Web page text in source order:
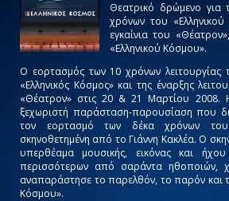
Θεατρικό δρώμενο
χρόνων του
εγκαίνια του
«Ελληνικού Κόσμου».
Ο εορτασμός των 10 χρόνων λειτουργίας
«Ελληνικός Κόσμος» και της έναρξης
«Θέατρον» στις 20 & 21 Μαρτίου 2008.
ξεχωριστή παράσταση-παρουσίαση που
τον εορτασμό των δέκα χρόνων του
σκηνοθετημένη από το Γιάννη Κακλέα. Ο
υπερθέαμα μουσικής, εικόνας και
περισσότερων από σαράντα ηθοποιών,
αναπαράστησε το παρελθόν, το παρόν και
Κόσμου».